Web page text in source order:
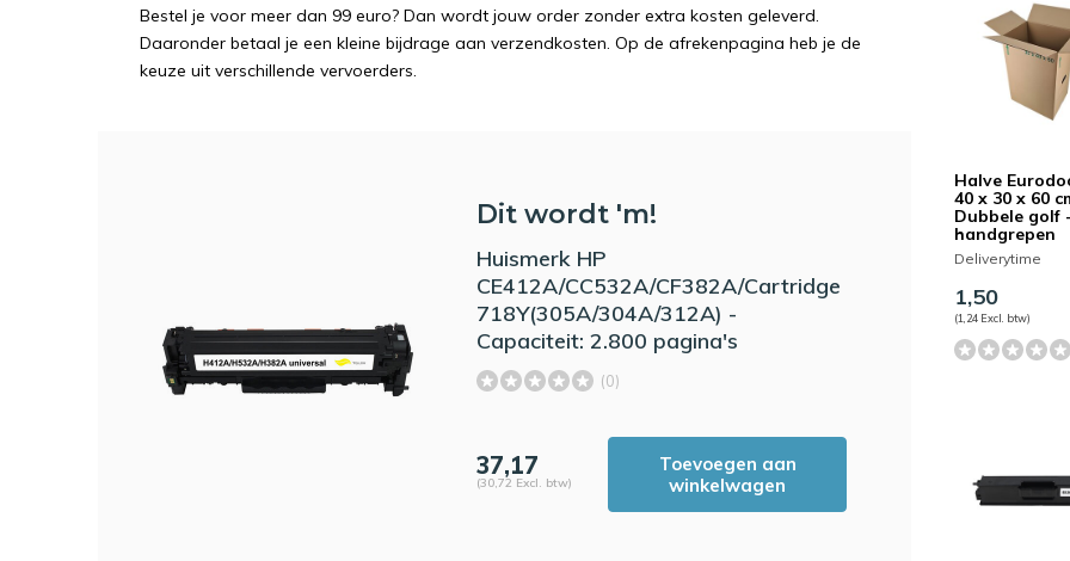
Bestel je voor meer dan 99 euro? Dan wordt jouw order zonder extra kosten geleverd.
Daaronder betaal je een kleine bijdrage aan verzendkosten. Op de afrekenpagina heb je de
keuze uit verschillende vervoerders.
Dit wordt 'm!
Huismerk HP
CE412A/CC532A/CF382A/Cartridge
718Y(305A/304A/312A) -
Capaciteit: 2.800 pagina's
(0)
37,17
(30,72 Excl. btw)
Toevoegen aan
winkelwagen
Halve
40 x 30 x 60
Dubbele golf
handgrepen
Deliverytime
1,50
(1,24 Excl. btw)